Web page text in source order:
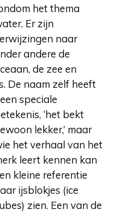
het thema
Er zijn
naar
andere de
de zee en
De naam zelf heeft
speciale
‘het bekt
lekker,’ maar
het verhaal van het
leert kennen kan
kleine referentie
ijsblokjes (ice
zien. Een van de